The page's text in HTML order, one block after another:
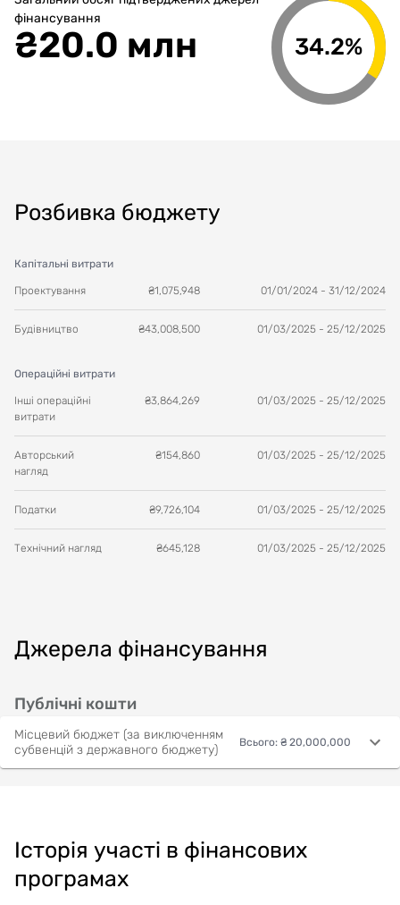
фінансування
₴20.0 млн 34.2%
Розбивка бюджету
Капітальні витрати
Проектування ₴1,075,948 01/01/2024 - 31/12/2024
Будівництво ₴43,008,500 01/03/2025 - 25/12/2025
Операційні витрати
Інші операційні
витрати
₴3,864,269 01/03/2025 - 25/12/2025
Авторський
нагляд
₴154,860 01/03/2025 - 25/12/2025
Податки ₴9,726,104 01/03/2025 - 25/12/2025
Технічний нагляд ₴645,128 01/03/2025 - 25/12/2025
Джерела фінансування
Публічні кошти
Місцевий бюджет (за виключенням
субвенцій з державного бюджету)
Всього: ₴ 20,000,000
Історія участі в фінансових
програмах